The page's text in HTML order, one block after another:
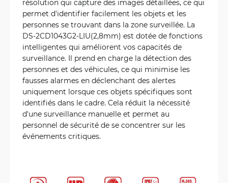
résolution qui capture des images détaillées, ce qui
permet d'identifier facilement les objets et les
personnes se trouvant dans la zone surveillée. La
DS-2CD1043G2-LIU(2,8mm) est dotée de fonctions
intelligentes qui améliorent vos capacités de
surveillance. Il prend en charge la détection des
personnes et des véhicules, ce qui minimise les
fausses alarmes en déclenchant des alertes
uniquement lorsque ces objets spécifiques sont
identifiés dans le cadre. Cela réduit la nécessité
d'une surveillance manuelle et permet au
personnel de sécurité de se concentrer sur les
événements critiques.